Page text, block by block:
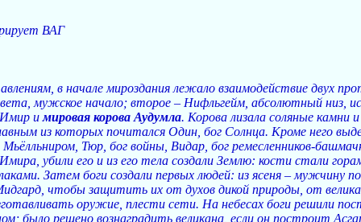
ВАГ
в начале мироздания лежало взаимодействие двух
мужское начало; второе – Нифльгейм, абсолютный низ,
Имир имировая корова Аудумла. Корова лизала соляные камни
из которых почитался Один, бог Солнца. Кроме него
Тюр, бог войны, Видар, бог ремесленников-
убили его и из его тела создали Землю: кости стали
Затем боги создали первых людей: из ясеня –
чтобы защитить их от духов дикой природы, от
оружие, плести сети. На небесах боги решили
было решено вознаградить великана, если он построит